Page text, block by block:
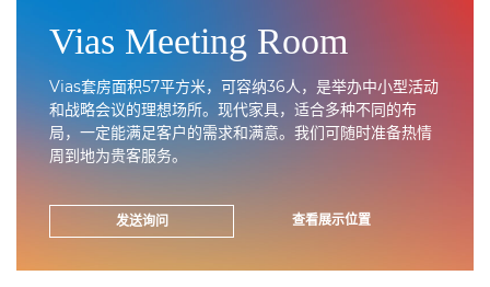
Vias Meeting Room
Vias套房面积57平方米，可容纳36人，是举办中小型活动
和战略会议的理想场所。现代家具，适合多种不同的布
局，一定能满足客户的需求和满意。我们可随时准备热情
周到地为贵客服务。
发送询问 查看展示位置